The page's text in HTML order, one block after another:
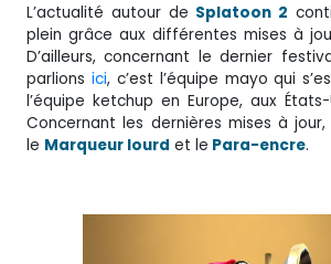
L’actualité autour de Splatoon 2
plein grâce aux différentes mises à
D’ailleurs, concernant le dernier
parlions ici, c’est l’équipe mayo qui
l’équipe ketchup en Europe, aux
Concernant les dernières mises à
le Marqueur lourd et le Para-encre.